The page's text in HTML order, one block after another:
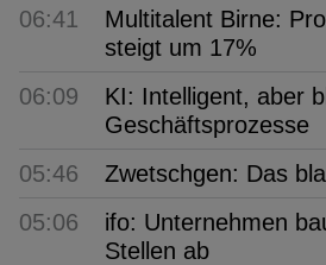
06:41
Multitalent Birne:
steigt um 17%
06:09
KI: Intelligent, aber
Geschäftsprozesse
05:46
Zwetschgen: Das
05:06
ifo: Unternehmen
Stellen ab